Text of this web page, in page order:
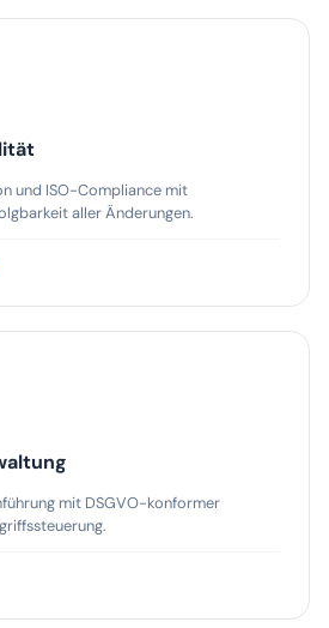
und ISO-Compliance mit
aller Änderungen.
mit DSGVO-konformer